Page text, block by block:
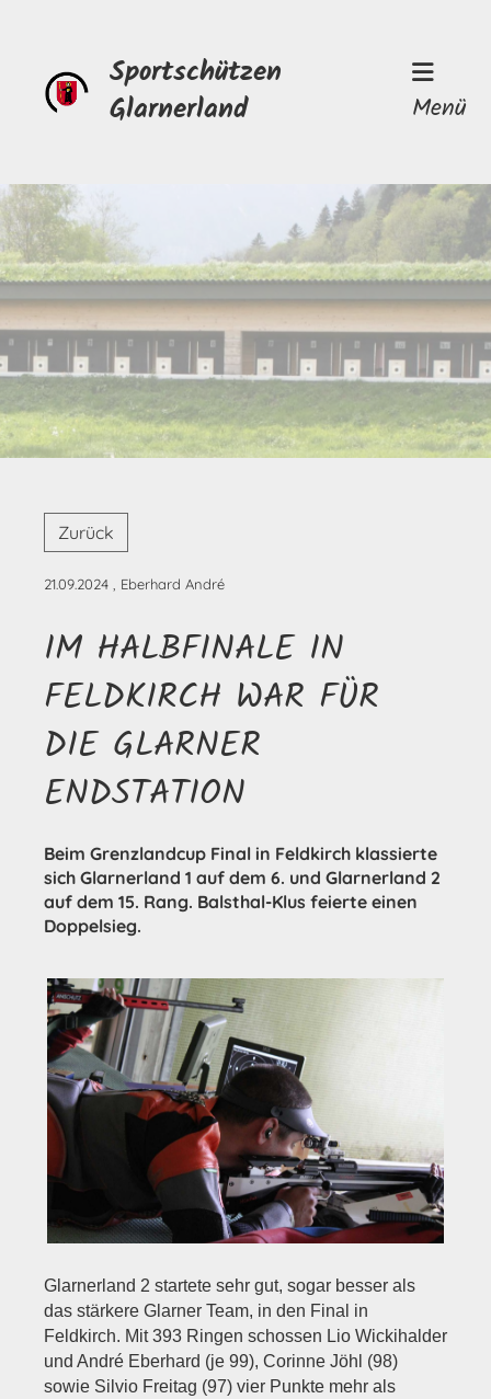
Sportschützen
Glarnerland
Menü
Zurück
21.09.2024 , Eberhard André
IM HALBFINALE IN
FELDKIRCH WAR FÜR
DIE GLARNER
ENDSTATION
Beim Grenzlandcup Final in Feldkirch klassierte
sich Glarnerland 1 auf dem 6. und Glarnerland 2
auf dem 15. Rang. Balsthal-Klus feierte einen
Doppelsieg.
Glarnerland 2 startete sehr gut, sogar besser als
das stärkere Glarner Team, in den Final in
Feldkirch. Mit 393 Ringen schossen Lio Wickihalder
und André Eberhard (je 99), Corinne Jöhl (98)
sowie Silvio Freitag (97) vier Punkte mehr als